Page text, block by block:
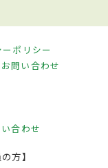
ポリシー
お問い合わせ
合わせ
方】